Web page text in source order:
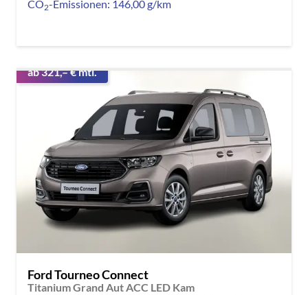
CO2-Emissionen: 146,00 g/km
ab 321,– € mtl.
Ford Tourneo Connect
Titanium Grand Aut ACC LED Kam